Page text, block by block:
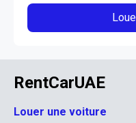
RentCarUAE
Louer une voiture